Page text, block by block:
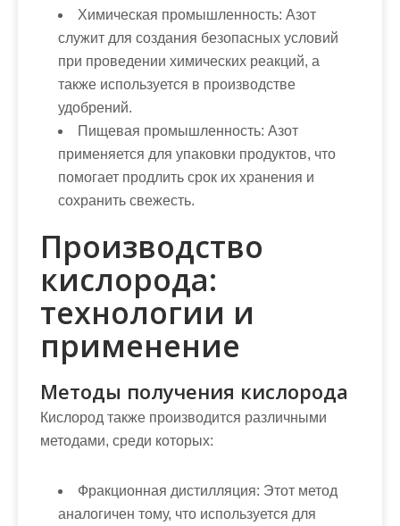
Химическая промышленность: Азот
служит для создания безопасных условий
при проведении химических реакций, а
также используется в производстве
удобрений.
Пищевая промышленность: Азот
применяется для упаковки продуктов, что
помогает продлить срок их хранения и
сохранить свежесть.
Производство
кислорода:
технологии и
применение
Методы получения кислорода
Кислород также производится различными
методами, среди которых:
Фракционная дистилляция: Этот метод
аналогичен тому, что используется для